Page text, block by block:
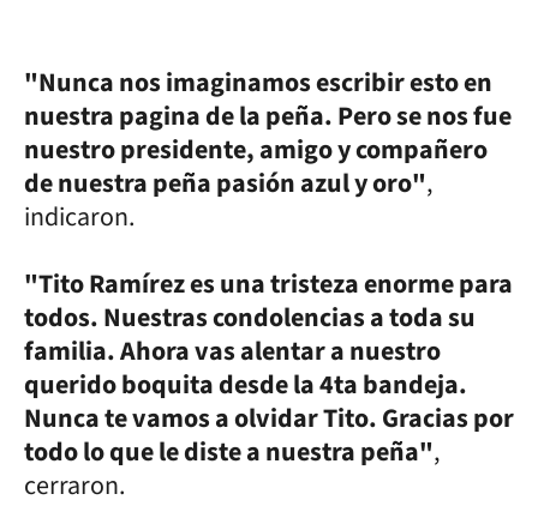
"Nunca nos imaginamos escribir esto en
nuestra pagina de la peña. Pero se nos fue
nuestro presidente, amigo y compañero
de nuestra peña pasión azul y oro",
indicaron.
"Tito Ramírez es una tristeza enorme para
todos. Nuestras condolencias a toda su
familia. Ahora vas alentar a nuestro
querido boquita desde la 4ta bandeja.
Nunca te vamos a olvidar Tito. Gracias por
todo lo que le diste a nuestra peña",
cerraron.